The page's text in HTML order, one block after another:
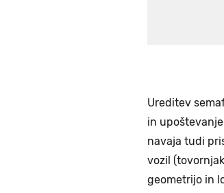
Ureditev
in
navaja tudi
vozil
geometrijo in